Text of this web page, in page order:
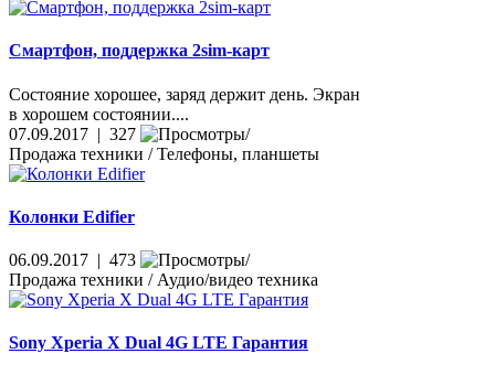
Смартфон, поддержка 2sim-карт
Состояние хорошее, заряд держит день. Экран
в хорошем состоянии....
07.09.2017 | 327
Продажа техники / Телефоны, планшеты
Колонки Edifier
06.09.2017 | 473
Продажа техники / Аудио/видео техника
Sony Xperia X Dual 4G LTE Гарантия